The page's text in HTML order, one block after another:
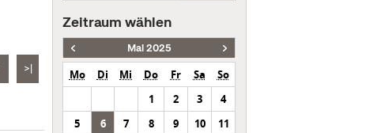
>|
Zeitraum wählen
Mai 2025
Mo Di Mi Do Fr Sa
So
1
2 3
4
5
6 7 8 9 10
11